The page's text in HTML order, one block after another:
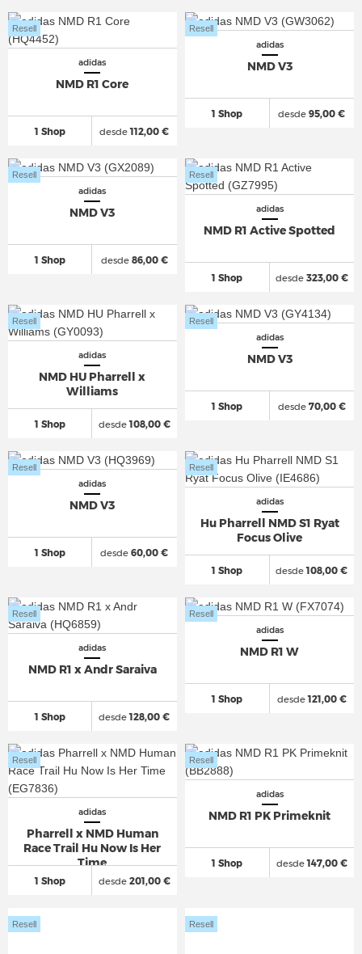
adidas
NMD R1 Core
1 Shop
Resell
desde112,00 €
adidas
NMD V3
1 Shop
Resell
desde 95,00 €
adidas
NMD V3
1 Shop
Resell
desde86,00 €
adidas
NMD R1 Active Spotted
1 Shop
Resell
desde323,00 €
adidas
NMD HU Pharrell x
Williams
1 Shop
Resell
desde108,00 €
adidas
NMD V3
1 Shop
Resell
desde70,00 €
adidas
NMD V3
1 Shop
Resell
desde 60,00 €
adidas
Hu Pharrell NMD S1 Ryat
Focus Olive
1 Shop
Resell
desde108,00 €
adidas
NMD R1 x Andr Saraiva
1 Shop
Resell
desde128,00 €
adidas
NMD R1 W
1 Shop
Resell
desde121,00 €
adidas
Pharrell x NMD Human
Race Trail Hu Now Is Her
Time
1 Shop
Resell
desde201,00 €
adidas
NMD R1 PK Primeknit
1 Shop
Resell
desde147,00 €
Resell Resell